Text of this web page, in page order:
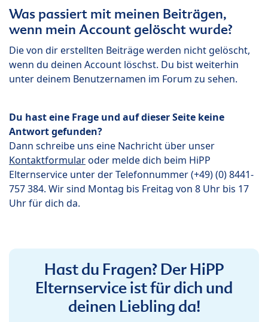
Was passiert mit meinen Beiträgen,
wenn mein Account gelöscht wurde?
Die von dir erstellten Beiträge werden nicht gelöscht,
wenn du deinen Account löschst. Du bist weiterhin
unter deinem Benutzernamen im Forum zu sehen.
Du hast eine Frage und auf dieser Seite keine
Antwort gefunden?
Dann schreibe uns eine Nachricht über unser
Kontaktformularoder melde dich beim HiPP
Elternservice unter der Telefonnummer (+49) (0) 8441-
757 384. Wir sind Montag bis Freitag von 8 Uhr bis 17
Uhr für dich da.
Hast du Fragen? Der HiPP
Elternservice ist für dich und
deinen Liebling da!